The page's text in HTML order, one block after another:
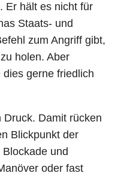
Er hält es nicht für
Staats- und
zum Angriff gibt,
holen. Aber
gerne friedlich
Damit rücken
Blickpunkt der
und
oder fast